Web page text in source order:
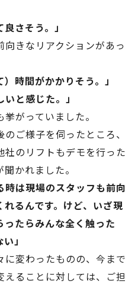
さそう。」
きなリアクションがあっ
時間がかかりそう。」
と感じた。」
がっていました。
ご様子を伺ったところ、
のリフトもデモを行った
かれました。
時は現場のスタッフも前向
るんです。けど、いざ現
たらみんな全く触った
」
に変わったものの、今まで
ることに対しては、ご担